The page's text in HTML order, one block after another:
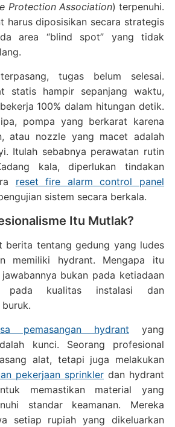
Protection Association) terpenuhi.
harus diposisikan secara strategis
area “blind spot” yang tidak
tugas belum selesai.
statis hampir sepanjang waktu,
100% dalam hitungan detik.
pompa yang berkarat karena
atau nozzle yang macet adalah
Itulah sebabnya perawatan rutin
kala, diperlukan tindakan
reset fire alarm control panel
sistem secara berkala.
Itu Mutlak?
berita tentang gedung yang ludes
memiliki hydrant. Mengapa itu
bukan pada ketiadaan
pada kualitas instalasi dan
pemasangan hydrant yang
kunci. Seorang profesional
alat, tetapi juga melakukan
pekerjaan sprinkler dan hydrant
memastikan material yang
standar keamanan. Mereka
setiap rupiah yang dikeluarkan